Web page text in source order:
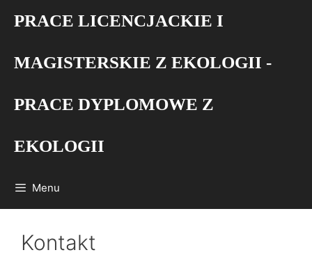
PRACE LICENCJACKIE I
MAGISTERSKIE Z EKOLOGII -
PRACE DYPLOMOWE Z
EKOLOGII
Menu
Kontakt